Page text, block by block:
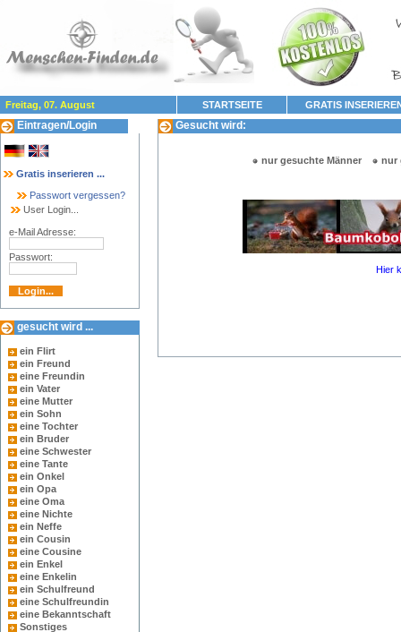
Freitag, 07. August STARTSEITE GRATIS
Eintragen/Login
Gratis inserieren ...
Passwort vergessen?
User Login...
e-Mail Adresse:
Passwort:
gesucht wird ...
ein Flirt
ein Freund
eine Freundin
ein Vater
eine Mutter
ein Sohn
eine Tochter
ein Bruder
eine Schwester
eine Tante
ein Onkel
ein Opa
eine Oma
eine Nichte
ein Neffe
ein Cousin
eine Cousine
ein Enkel
eine Enkelin
ein Schulfreund
eine Schulfreundin
eine Bekanntschaft
Sonstiges
Gesucht wird:
nur gesuchte Männer nur
Hier